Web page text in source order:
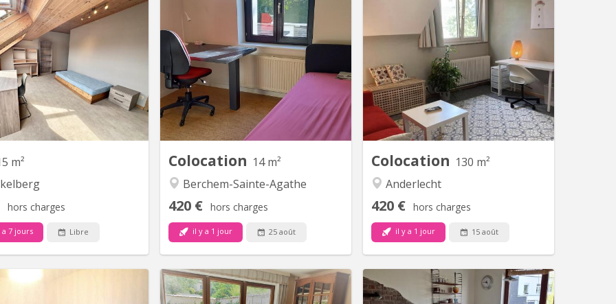
m²
hors charges
a 7 jours Libre
BK 7523
résidentiel vert, agréable et
à qq minutes du centre ville en
transport en commun. Maison
spécialement conçue pour les
Contrats de 10 mois. Les
sont individuelles, toutes
d’un lavabo personnel,
collective. Les studios sont
Colocation 14 m²
Berchem-Sainte-Agathe
420 € hors charges
il y a 1 jour 25 août
BK 19124
Belle lumineuse chambre de 14m2
situé au centre de st-agatha-berchem,
rénovation de toute la maison en
2022. Près du centre ville et facile
d'accès par tram/métro. Pas de
domiciliation et uniquement pour
étudiantes. Wifi haut débit inclus.
Contactez moi au 9 ou par whatsapp
Colocation 130 m²
Anderlecht
420 € hors charges
il y a 1 jour 15 août
BK 20045
À louer à Anderlecht dans une coloc de
4 filles 1 Chambre disponible située
dans un quartier residentiel à proximité
de toutes commodités ( métro Erasme
à 3 arrêts, commerces, parc, etc) 1
chambre à 520€/mois toutes charges
comprises ( gaz elec eau nettoyage
des communs 1/semaine Non fumeurs
BK 8607 BK 1119